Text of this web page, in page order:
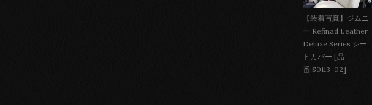
【装着写真】ジムニ
ー Refinad Leather
Deluxe Series シー
トカバー [品
番:S0113-02]